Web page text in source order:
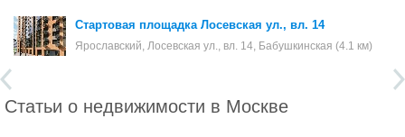
Стартовая площадка Лосевская ул., вл. 14
Ярославский, Лосевская ул., вл. 14, Бабушкинская (4.1 км)
Статьи о недвижимости в Москве